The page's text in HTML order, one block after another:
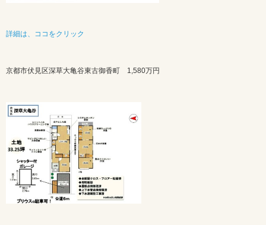
詳細は、ココをクリック
京都市伏見区深草大亀谷東古御香町 1,580万円